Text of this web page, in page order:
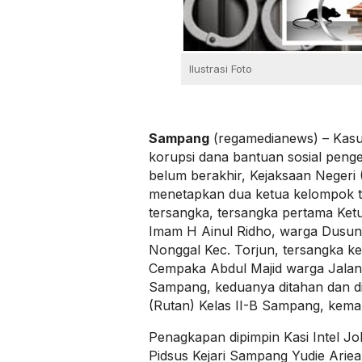
Ilustrasi Foto
Sampang (regamedianews) –
korupsi dana bantuan sosial
belum berakhir, Kejaksaan Negeri
menetapkan dua ketua kelompok
tersangka, tersangka pertama
Imam H Ainul Ridho, warga
Nonggal Kec. Torjun, tersangka
Cempaka Abdul Majid warga
Sampang, keduanya ditahan dan
(Rutan) Kelas II-B Sampang,
Penagkapan dipimpin Kasi Intel
Pidsus Kejari Sampang Yudie